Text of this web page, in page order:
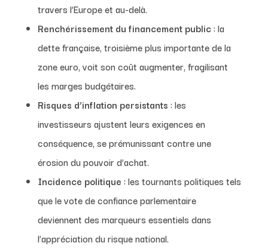
travers l’Europe et au-delà.
Renchérissement du financement public: la
dette française, troisième plus importante de la
zone euro, voit son coût augmenter, fragilisant
les marges budgétaires.
Risques d’inflation persistants : les
investisseurs ajustent leurs exigences en
conséquence, se prémunissant contre une
érosion du pouvoir d’achat.
Incidence politique : les tournants politiques tels
que le vote de confiance parlementaire
deviennent des marqueurs essentiels dans
l’appréciation du risque national.